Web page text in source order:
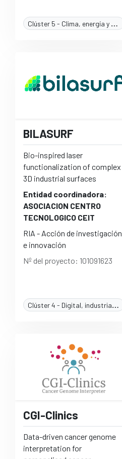
Clúster 5 - Clima, energía y movilidad
BILASURF
Bio-inspired laser
functionalization of complex
3D industrial surfaces
Entidad coordinadora:
ASOCIACION CENTRO
TECNOLOGICO CEIT
RIA - Acción de investigación
e innovación
Nº del proyecto: 101091623
CGI-Clinics
Data-driven cancer genome
interpretation for